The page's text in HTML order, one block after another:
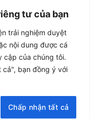
tư của bạn
trải nghiệm duyệt
nội dung được cá
cập của chúng tôi.
cả", bạn đồng ý với
Chấp nhận tất cả
by ACHAU MEDIA